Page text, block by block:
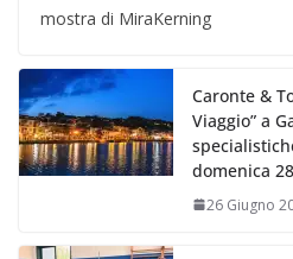
mostra di MiraKerning
Caronte &
Viaggio” a
domenica
26 Giugno